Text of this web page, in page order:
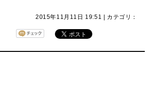
2015年11月11日 19:51 | カテゴリ：